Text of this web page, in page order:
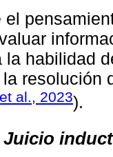
el
la habilidad
resolución
al., 2023).